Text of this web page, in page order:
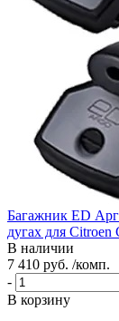
Багажник ED
дугах для Citroen
В наличии
7 410 руб. /комп.
-
В корзину